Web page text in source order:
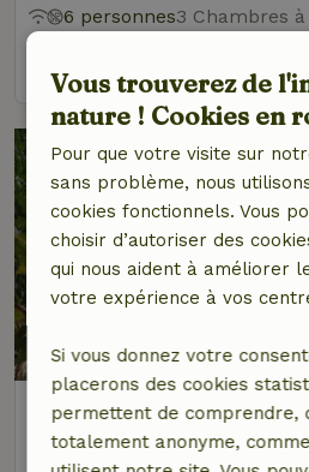
6 personnes3 Chambres
Maison nature à
À 6 km distance de Arnhem
Vous trouverez de
nature ! Cookies en
Pour que votre visite sur
sans problème, nous
cookies fonctionnels. Vous
choisir d’autoriser des
qui nous aident à améliorer
votre expérience à vos
Si vous donnez votre
placerons des cookies
permettent de comprendre,
totalement anonyme,